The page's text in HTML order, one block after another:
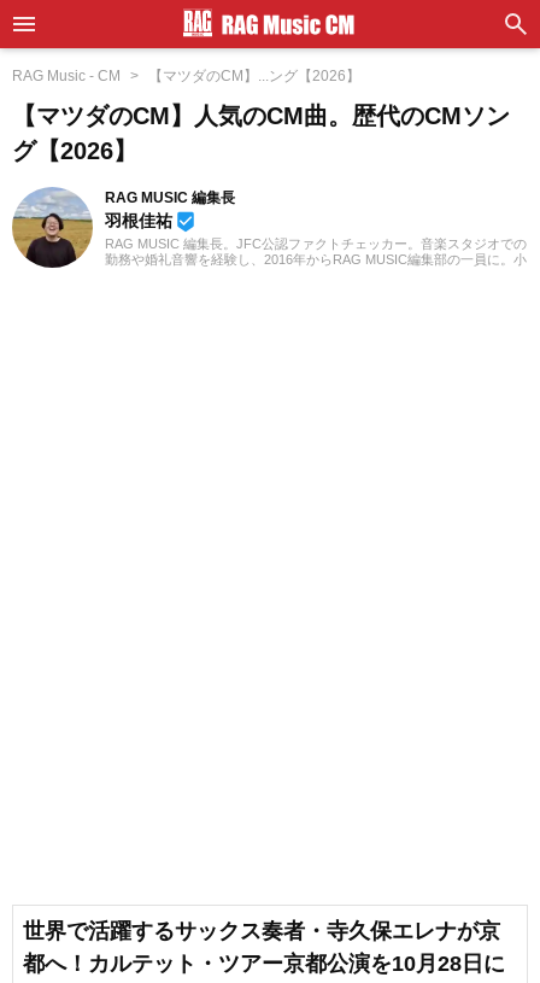
RAG Music - CM 【マツダのCM】...ング【2026】
【マツダのCM】人気のCM曲。歴代のCMソン
グ【2026】
RAG MUSIC 編集長
羽根佳祐 beenhere
RAG MUSIC 編集長。JFC公認ファクトチェッカー。音楽スタジオでの
勤務や婚礼音響を経験し、2016年からRAG MUSIC編集部の一員に。小
世界で活躍するサックス奏者・寺久保エレナが京
都へ！カルテット・ツアー京都公演を10月28日に